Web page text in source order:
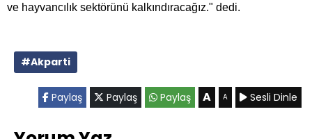
ve hayvancılık sektörünü kalkındıracağız." dedi.
#Akparti
Paylaş Paylaş Paylaş A A Sesli Dinle